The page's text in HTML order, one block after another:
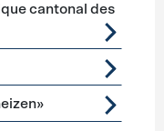
cantonal des